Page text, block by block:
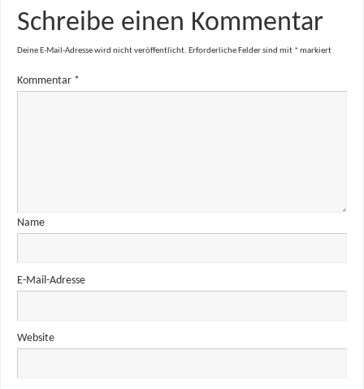
Schreibe einen Kommentar
Deine E-Mail-Adresse wird nicht veröffentlicht. Erforderliche Felder sind mit * markiert
Kommentar *
Name
E-Mail-Adresse
Website